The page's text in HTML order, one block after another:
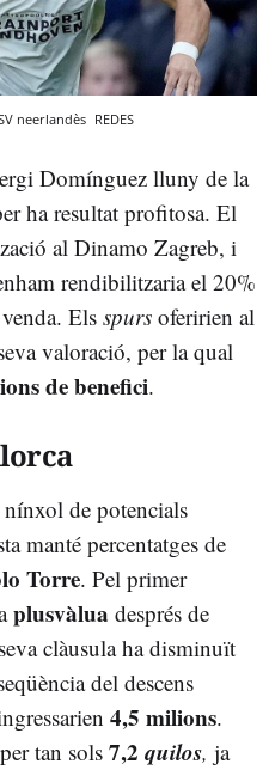
neerlandès REDES
Domínguez lluny de la
ha resultat profitosa. El
al Dinamo Zagreb, i
rendibilitzaria el 20%
Els spurs oferirien al
valoració, per la qual
de benefici.
de potencials
manté percentatges de
Torre. Pel primer
plusvàlua després de
clàusula ha disminuït
del descens
4,5 milions.
tan sols 7,2 quilos, ja